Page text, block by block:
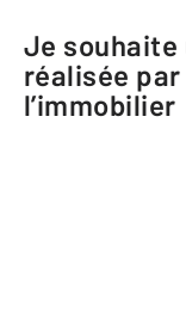
Je
réalisée
l’immobilier